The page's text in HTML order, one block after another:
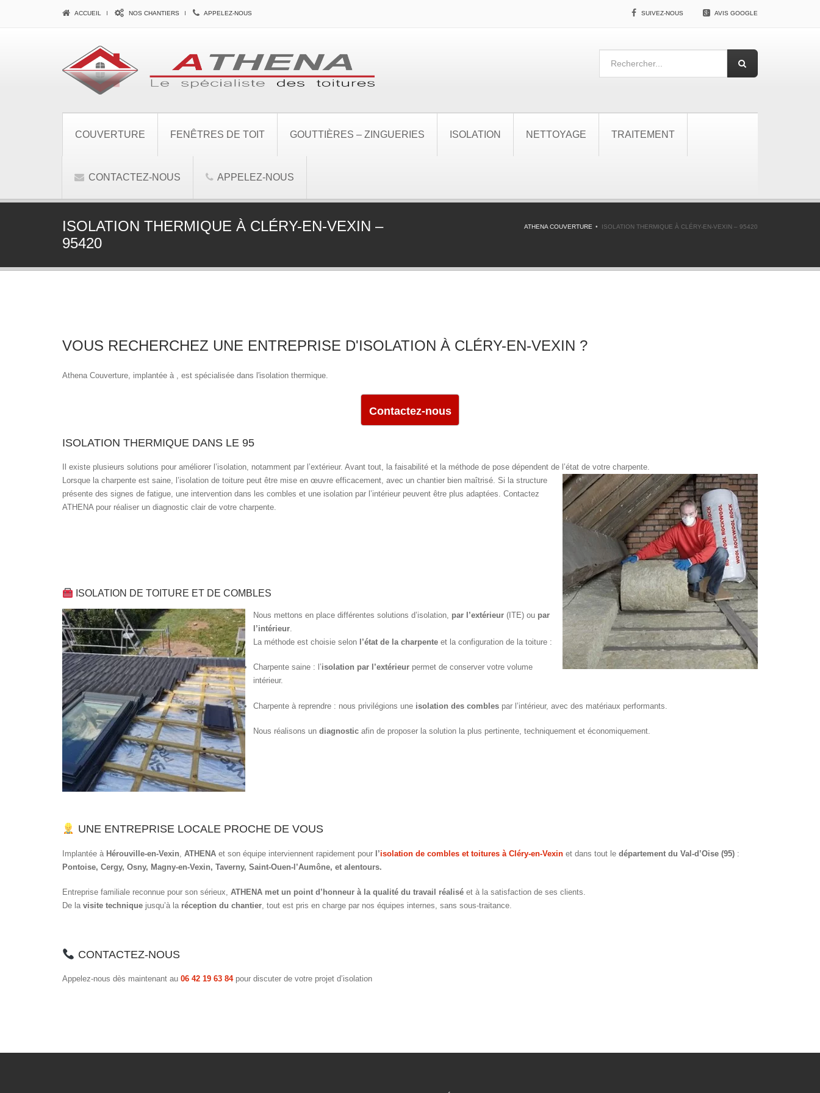
ACCUEIL NOS CHANTIERS APPELEZ-NOUS SUIVEZ-NOUS AVIS GOOGLE
COUVERTURE FENÊTRES DE TOIT GOUTTIÈRES – ZINGUERIES ISOLATION NETTOYAGE TRAITEMENT
CONTACTEZ-NOUS APPELEZ-NOUS
ISOLATION THERMIQUE À CLÉRY-EN-VEXIN –
95420
ATHENA COUVERTURE ISOLATION THERMIQUE À CLÉRY-EN-VEXIN – 95420
VOUS RECHERCHEZ UNE ENTREPRISE D'ISOLATION À CLÉRY-EN-VEXIN ?
Athena Couverture, implantée à , est spécialisée dans l'isolation thermique.
Contactez-nous
ISOLATION THERMIQUE DANS LE 95
Il existe plusieurs solutions pour améliorer l’isolation, notamment par l’extérieur. Avant tout, la faisabilité et la méthode de pose dépendent de l’état de votre charpente.
Lorsque la charpente est saine, l’isolation de toiture peut être mise en œuvre efficacement, avec un chantier bien maîtrisé. Si la structure
présente des signes de fatigue, une intervention dans les combles et une isolation par l’intérieur peuvent être plus adaptées. Contactez
ATHENA pour réaliser un diagnostic clair de votre charpente.
ISOLATION DE TOITURE ET DE COMBLES
Nous mettons en place différentes solutions d’isolation, par l’extérieur (ITE) ou par
l’intérieur
La méthode est choisie selon l’état de la charpente et la configuration de la toiture :
Charpente saine : l’isolation par l’extérieur permet de conserver votre volume
intérieur.
Charpente à reprendre : nous privilégions une isolation des combles par l’intérieur, avec des matériaux performants.
Nous réalisons un diagnostic afin de proposer la solution la plus pertinente, techniquement et économiquement.
UNE ENTREPRISE LOCALE PROCHE DE VOUS
Implantée à Hérouville-en-Vexin ATHENA et son équipe interviennent rapidement pour l’isolation de combles et toitures à Cléry-en-Vexin et dans tout le département du Val-d’Oise (95) :
Pontoise, Cergy, Osny, Magny-en-Vexin, Taverny, Saint-Ouen-l’Aumône, et alentours.
Entreprise familiale reconnue pour son sérieux, ATHENA met un point d’honneur à la qualité du travail réalisé et à la satisfaction de ses clients.
De la visite technique jusqu’à la réception du chantier, tout est pris en charge par nos équipes internes, sans sous-traitance.
CONTACTEZ-NOUS
Appelez-nous dès maintenant au 06 42 19 63 84pour discuter de votre projet d’isolation